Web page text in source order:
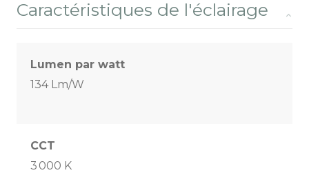
Caractéristiques de l'éclairage
Lumen par watt
134 Lm/W
CCT
3 000 K